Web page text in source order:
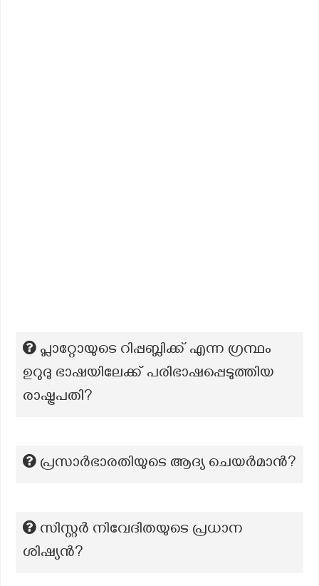
പ്ലാറ്റോയുടെ റിപ്പബ്ലിക്ക് എന്ന ഗ്രന്ഥം
ഉറുദു ഭാഷയിലേക്ക് പരിഭാഷപ്പെടുത്തിയ
രാഷ്ട്രപതി?
പ്രസാര്‍ഭാരതിയുടെ ആദ്യ ചെയര്‍മാന്‍?
സിസ്റ്റർ നിവേദിതയുടെ പ്രധാന
ശിഷ്യൻ?